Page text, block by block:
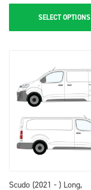
SELECTOPTIONS
Scudo (2021 - ) Long,